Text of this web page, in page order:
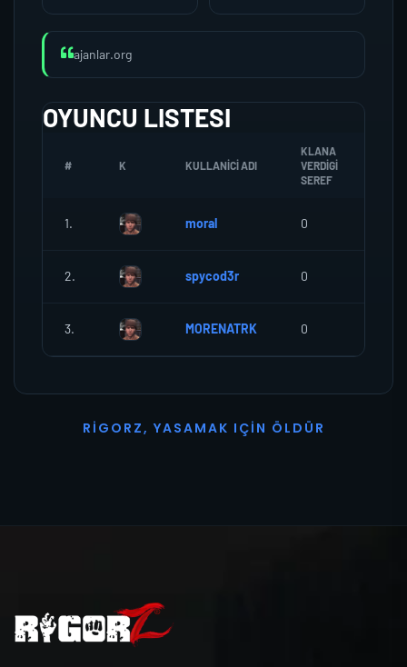
ajanlar.org
OYUNCU LISTESI
# K KULLANICI ADI
KLANA
VERDIGI
SEREF
1. moral 0
2. spycod3r 0
3. MORENATRK 0
R I G O R Z, YASAMAK I ÇI N Ö L D Ü R